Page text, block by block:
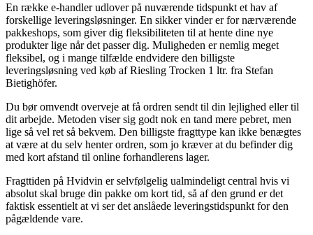
En række e-handler udlover på nuværende tidspunkt et hav af
forskellige leveringsløsninger. En sikker vinder er for nærværende
pakkeshops, som giver dig fleksibiliteten til at hente dine nye
produkter lige når det passer dig. Muligheden er nemlig meget
fleksibel, og i mange tilfælde endvidere den billigste
leveringsløsning ved køb af Riesling Trocken 1 ltr. fra Stefan
Bietighöfer.
Du bør omvendt overveje at få ordren sendt til din lejlighed eller til
dit arbejde. Metoden viser sig godt nok en tand mere pebret, men
lige så vel ret så bekvem. Den billigste fragttype kan ikke benægtes
at være at du selv henter ordren, som jo kræver at du befinder dig
med kort afstand til online forhandlerens lager.
Fragttiden på Hvidvin er selvfølgelig ualmindeligt central hvis vi
absolut skal bruge din pakke om kort tid, så af den grund er det
faktisk essentielt at vi ser det anslåede leveringstidspunkt for den
pågældende vare.